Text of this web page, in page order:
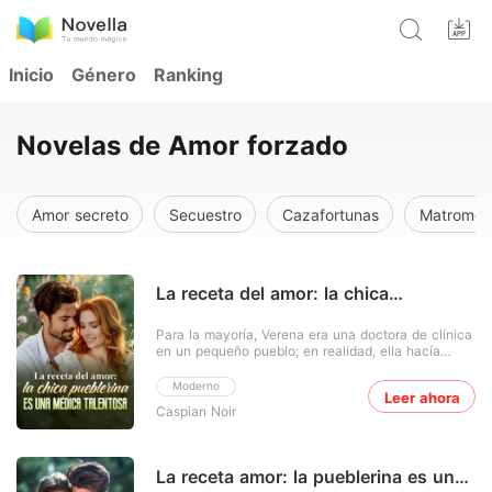
Inicio Género Ranking
Novelas de Amor forzado
Amor secreto Secuestro Cazafortunas
La receta del amor: la chica
Moderno
Caspian Noir
Para la mayoría, Verena era una doctora de clínica
en un pequeño pueblo; en realidad, ella hacía
Isaac se enamorara perdidamente de ella y pasara
noches en vela, un accidente lo dejó en una silla
de ruedas y le arrebató la memoria. Para
Leer ahora
La receta amor: la pueblerina es una